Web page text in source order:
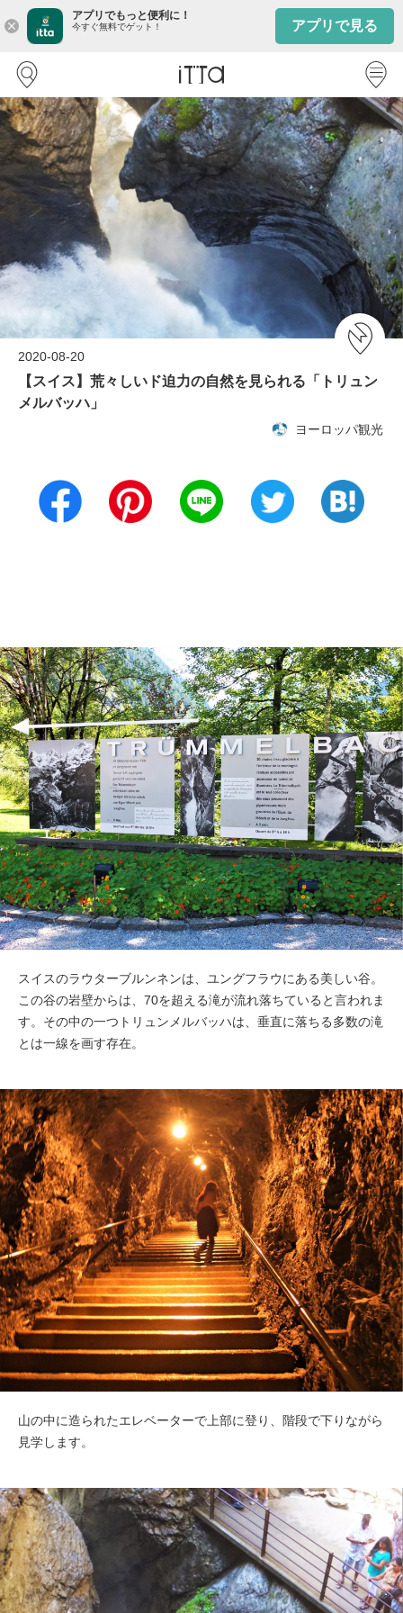
close
アプリでもっと便利に！
今すぐ無料でゲット！ アプリで見る
2020-08-20
【スイス】荒々しいド迫力の自然を見られる「トリュン
メルバッハ」
ヨーロッパ観光
スイスのラウターブルンネンは、ユングフラウにある美しい谷。
この谷の岩壁からは、70を超える滝が流れ落ちていると言われま
す。その中の一つトリュンメルバッハは、垂直に落ちる多数の滝
とは一線を画す存在。
山の中に造られたエレベーターで上部に登り、階段で下りながら
見学します。